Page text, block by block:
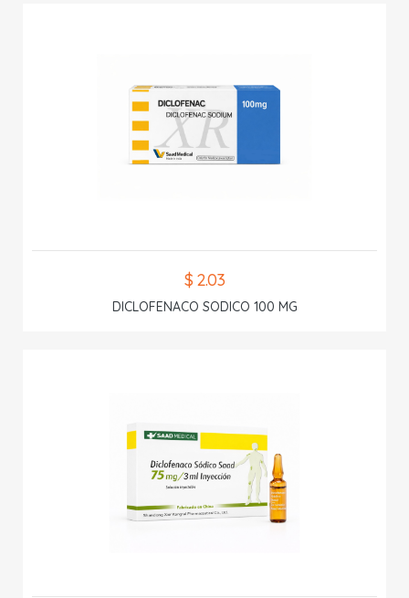
$ 2.03
DICLOFENACO SODICO 100 MG